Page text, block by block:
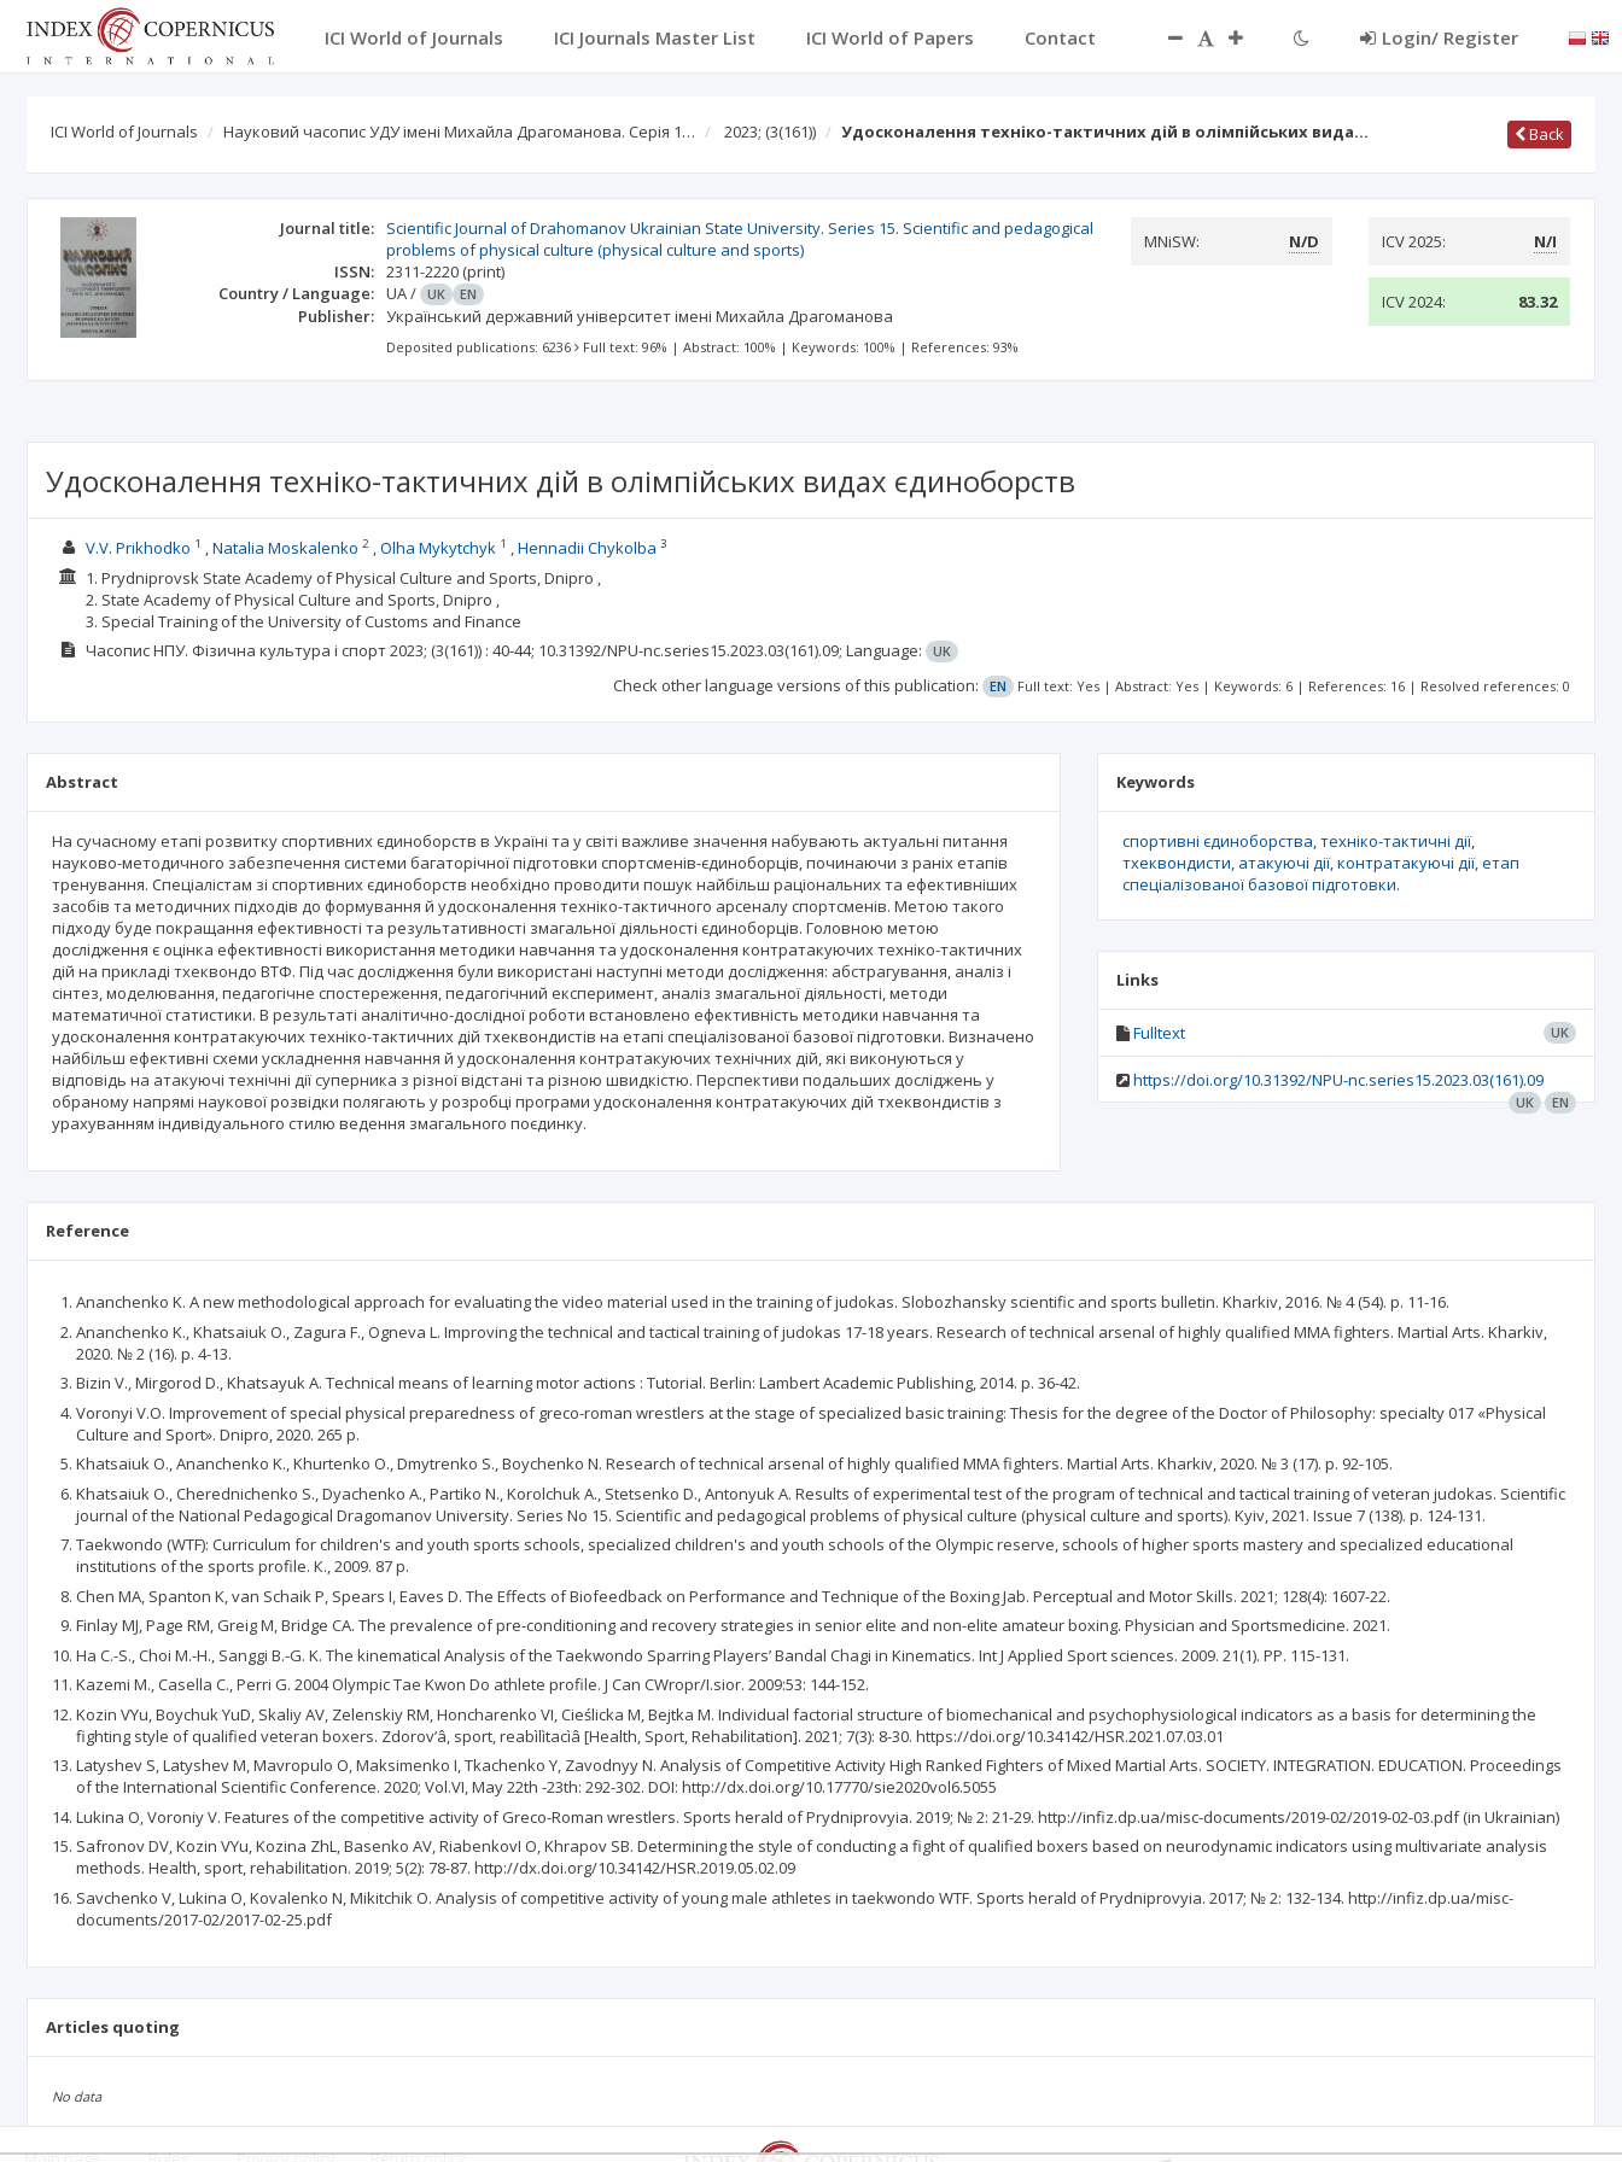
ICI World of Journals ICI Journals Master List ICI World of Papers Contact Login/ Register
ICI World of Journals Науковий часопис УДУ імені Михайла Драгоманова. Серія 1… 2023; (3(161)) Удосконалення техніко-тактичних дій в олімпійських вида… Back
Journal title:
Scientific Journal of Drahomanov Ukrainian State University. Series 15. Scientific and pedagogical
problems of physical culture (physical culture and sports)
ISSN: 2311-2220 (print)
Country / Language: UA/ UK EN
Publisher: Український державний університет імені Михайла Драгоманова
MNiSW: N/D ICV 2025: N/I
ICV 2024: 83.32
Deposited publications: 6236 Full text: 96% |Abstract: 100% | Keywords: 100% | References: 93%
Удосконалення техніко-тактичних дій в олімпійських видах єдиноборств
V.V. Prikhodko 1 Natalia Moskalenko 2 Olha Mykytchyk 1 Hennadii Chykolba 3
1. Prydniprovsk State Academy of Physical Culture and Sports, Dnipro ,
2. State Academy of Physical Culture and Sports, Dnipro ,
3. Special Training of the University of Customs and Finance
Часопис НПУ. Фізична культура і спорт2023; (3(161)) : 40-44; 10.31392/NPU-nc.series15.2023.03(161).09; Language: UK
Check other language versions of this publication: EN Full text: Yes | Abstract: Yes | Keywords: 6 | References: 16 | Resolved references: 0
Abstract
На сучасному етапі розвитку спортивних єдиноборств в Україні та у світі важливе значення набувають актуальні питання
науково-методичного забезпечення системи багаторічної підготовки спортсменів-єдиноборців, починаючи з раніх етапів
тренування. Спеціалістам зі спортивних єдиноборств необхідно проводити пошук найбільш раціональних та ефективніших
засобів та методичних підходів до формування й удосконалення техніко-тактичного арсеналу спортсменів. Метою такого
підходу буде покращання ефективності та результативності змагальної діяльності єдиноборців. Головною метою
дослідження є оцінка ефективності використання методики навчання та удосконалення контратакуючих техніко-тактичних
дій на прикладі тхеквондо ВТФ. Під час дослідження були використані наступні методи дослідження: абстрагування, аналіз і
сінтез, моделювання, педагогічне спостереження, педагогічний експеримент, аналіз змагальної діяльності, методи
математичної статистики. В результаті аналітично-дослідної роботи встановлено ефективність методики навчання та
удосконалення контратакуючих техніко-тактичних дій тхеквондистів на етапі спеціалізованої базової підготовки. Визначено
найбільш ефективні схеми ускладнення навчання й удосконалення контратакуючих технічних дій, які виконуються у
відповідь на атакуючі технічні дії суперника з різної відстані та різною швидкістю. Перспективи подальших досліджень у
обраному напрямі наукової розвідки полягають у розробці програми удосконалення контратакуючих дій тхеквондистів з
урахуванням індивідуального стилю ведення змагального поєдинку.
Keywords
спортивні єдиноборства техніко-тактичні дії
тхеквондисти атакуючі дії контратакуючі дії етап
спеціалізованої базової підготовки.
Links
Fulltext UK
https://doi.org/10.31392/NPU-nc.series15.2023.03(161).09
UK EN
Reference
Ananchenko K. A new methodological approach for evaluating the video material used in the training of judokas. Slobozhansky scientific and sports bulletin. Kharkiv, 2016. № 4 (54). p. 11-16.
Ananchenko K., Khatsaiuk O., Zagura F., Ogneva L. Improving the technical and tactical training of judokas 17-18 years. Research of technical arsenal of highly qualified MMA fighters. Martial Arts. Kharkiv,
2020. № 2 (16). p. 4-13.
Bizin V., Mirgorod D., Khatsayuk A. Technical means of learning motor actions : Tutorial. Berlin: Lambert Academic Publishing, 2014. р. 36-42.
Voronyi V.O. Improvement of special physical preparedness of greco-roman wrestlers at the stage of specialized basic training: Thesis for the degree of the Doctor of Philosophy: specialty 017 «Physical
Culture and Sport». Dnipro, 2020. 265 p.
Khatsaiuk O., Ananchenko K., Khurtenko O., Dmytrenko S., Boychenko N. Research of technical arsenal of highly qualified MMA fighters. Martial Arts. Kharkiv, 2020. № 3 (17). p. 92-105.
Khatsaiuk O., Cherednichenko S., Dyachenko A., Partiko N., Korolchuk A., Stetsenko D., Antonyuk A. Results of experimental test of the program of technical and tactical training of veteran judokas. Scientific
journal of the National Pedagogical Dragomanov University. Series No 15. Scientific and pedagogical problems of physical culture (physical culture and sports). Kyiv, 2021. Issue 7 (138). p. 124-131.
Taekwondo (WTF): Curriculum for children's and youth sports schools, specialized children's and youth schools of the Olympic reserve, schools of higher sports mastery and specialized educational
institutions of the sports profile. К., 2009. 87 p.
Chen MA, Spanton K, van Schaik P, Spears I, Eaves D. The Effects of Biofeedback on Performance and Technique of the Boxing Jab. Perceptual and Motor Skills. 2021; 128(4): 1607-22.
Finlay MJ, Page RM, Greig M, Bridge CA. The prevalence of pre-conditioning and recovery strategies in senior elite and non-elite amateur boxing. Physician and Sportsmedicine. 2021.
Ha C.-S., Choi M.-H., Sanggi В.-G. K. The kinematical Analysis of the Taekwondo Sparring Players’ Bandal Chagi in Kinematics. Int J Applied Sport sciences. 2009. 21(1). PP. 115-131.
Kazemi M., Casella C., Perri G. 2004 Olympic Tae Kwon Do athlete profile. J Can CWropr/I.sior. 2009:53: 144-152.
Kozin VYu, Boychuk YuD, Skaliy AV, Zelenskiy RM, Honcharenko VI, Cieślicka M, Bejtka M. Individual factorial structure of biomechanical and psychophysiological indicators as a basis for determining the
fighting style of qualified veteran boxers. Zdorov’â, sport, reabìlìtacìâ [Health, Sport, Rehabilitation]. 2021; 7(3): 8-30. https://doi.org/10.34142/HSR.2021.07.03.01
Latyshev S, Latyshev M, Mavropulo O, Maksimenko I, Tkachenko Y, Zavodnyy N. Analysis of Competitive Activity High Ranked Fighters of Mixed Martial Arts. SOCIETY. INTEGRATION. EDUCATION. Proceedings
of the International Scientific Conference. 2020; Vol.VI, May 22th -23th: 292-302. DOI: http://dx.doi.org/10.17770/sie2020vol6.5055
Lukina O, Voroniy V. Features of the competitive activity of Greco-Roman wrestlers. Sports herald of Prydniprovyia. 2019; № 2: 21-29. http://infiz.dp.ua/misc-documents/2019-02/2019-02-03.pdf (in Ukrainian)
Safronov DV, Kozin VYu, Kozina ZhL, Basenko AV, RiabenkovI O, Khrapov SB. Determining the style of conducting a fight of qualified boxers based on neurodynamic indicators using multivariate analysis
methods. Health, sport, rehabilitation. 2019; 5(2): 78-87. http://dx.doi.org/10.34142/HSR.2019.05.02.09
Savchenko V, Lukina O, Kovalenko N, Mikitchik O. Analysis of competitive activity of young male athletes in taekwondo WTF. Sports herald of Prydniprovyia. 2017; № 2: 132-134. http://infiz.dp.ua/misc-
documents/2017-02/2017-02-25.pdf
Articles quoting
No data